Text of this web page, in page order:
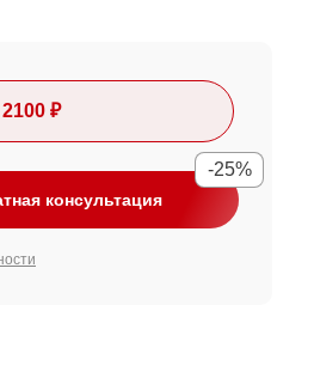
₽
консультация
-25%